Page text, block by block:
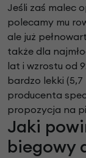
Jeśli zaś malec
polecamy mu
ale już
także dla
lat i wzrostu od
bardzo lekki
producenta
propozycja na
Jaki
biegowy